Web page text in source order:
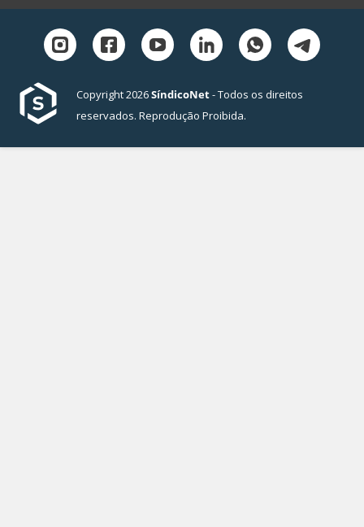
Copyright 2026SíndicoNet- Todos os direitos
reservados. Reprodução Proibida.